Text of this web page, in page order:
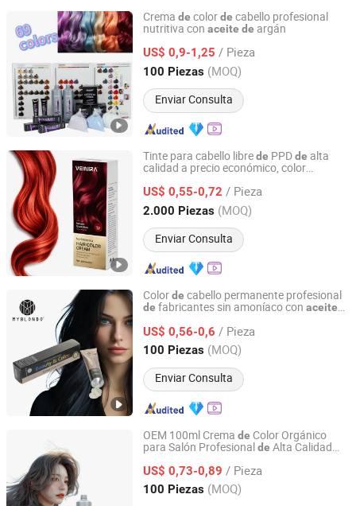
aceite color solubles en
aceite
Tinte para el Cabello
Natural Orgánico
Arcoíris
Niños
Crema de colorde cabello profesional
nutritiva con aceite de argán
US$ 0,9-1,25 / Pieza
100 Piezas (MOQ)
Enviar Consulta
Guangdong Boda Cosmetics Co,.Ltd.
Guangdong, China Desde 2021
Tinte para cabello librede PPDde alta
calidad a precio económico, color
US$ 0,55-0,72 / Pieza
2.000 Piezas (MOQ)
Enviar Consulta
Guangzhou Weiniya Cosmetics Co., Ltd.
Guangdong, China Desde 2025
Colorde cabello permanente profesional
de fabricantes sin amoníaco con aceite
US$ 0,56-0,6 / Pieza
100 Piezas (MOQ)
Enviar Consulta
Guangdong Boda Cosmetics Co,.Ltd.
Guangdong, China Desde 2021
OEM 100ml Crema de Color Orgánico
para Salón Profesionalde Alta Calidad
US$ 0,73-0,89 / Pieza
100 Piezas (MOQ)
Guangdong Boda Cosmetics Co,.Ltd.
Guangdong, China Desde 2021